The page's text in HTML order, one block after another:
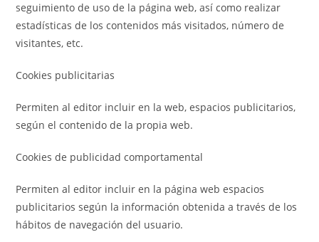
seguimiento de uso de la página web, así como realizar
estadísticas de los contenidos más visitados, número de
visitantes, etc.
Cookies publicitarias
Permiten al editor incluir en la web, espacios publicitarios,
según el contenido de la propia web.
Cookies de publicidad comportamental
Permiten al editor incluir en la página web espacios
publicitarios según la información obtenida a través de los
hábitos de navegación del usuario.